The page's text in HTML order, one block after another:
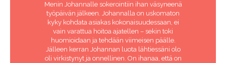
Menin Johannalle sokerointiin ihan väsyneenä
työpäivän jälkeen. Johannalla on uskomaton
kyky kohdata asiakas kokonaisuudessaan, ei
vain varattua hoitoa ajatellen – sekin toki
huomioidaan ja tehdään viimeisen päälle.
Jälleen kerran Johannan luota lähtiessäni olo
oli virkistynyt ja onnellinen. On ihanaa, että on